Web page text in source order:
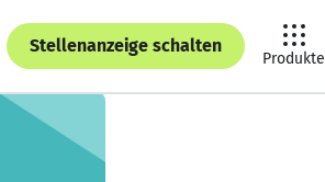
Stellenanzeige schalten
Produkte